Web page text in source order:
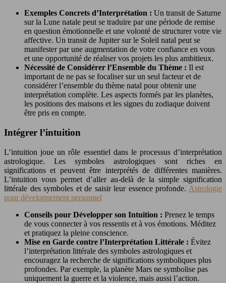
Exemples Concrets d’Interprétation : Un transit de Saturne
sur la Lune natale peut se traduire par une période de remise
en question émotionnelle et une volonté de structurer votre vie
affective. Un transit de Jupiter sur le Soleil natal peut se
manifester par une augmentation de votre confiance en vous
et une opportunité de réaliser vos projets les plus ambitieux.
Nécessité de Considérer l’Ensemble du Thème : Il est
important de ne pas se focaliser sur un seul facteur et de
considérer l’ensemble du thème natal pour obtenir une
interprétation complète. Les aspects formés par les planètes,
les positions des maisons et les signes du zodiaque doivent
être pris en compte.
Intégrer l’intuition
L’intuition joue un rôle essentiel dans le processus d’interprétation
astrologique. Les symboles astrologiques sont riches en
significations et peuvent être interprétés de différentes manières.
L’intuition vous permet d’aller au-delà de la simple signification
littérale des symboles et de saisir leur essence profonde. Astrologie
pour développement personnel
Conseils pour Développer son Intuition : Prenez le temps
de vous connecter à vos ressentis et à vos émotions. Méditez
et pratiquez la pleine conscience.
Mise en Garde contre l’Interprétation Littérale : Évitez
l’interprétation littérale des symboles astrologiques et
encouragez la recherche de significations symboliques plus
profondes. Par exemple, la planète Mars ne symbolise pas
uniquement la guerre et la violence, mais aussi l’action.